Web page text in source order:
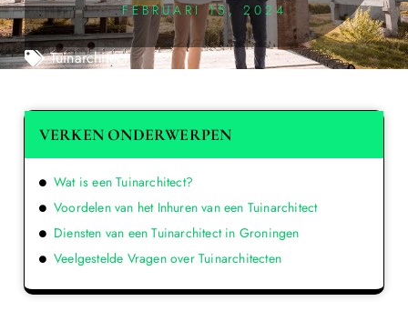
FEBRUARI 15, 2024
Tuinarchitect
VERKEN ONDERWERPEN
Wat is een Tuinarchitect?
Voordelen van het Inhuren van een Tuinarchitect
Diensten van een Tuinarchitect in Groningen
Veelgestelde Vragen over Tuinarchitecten